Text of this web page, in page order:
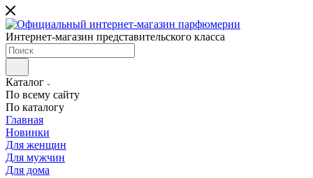
Интернет-магазин представительского класса
Каталог
По всему сайту
По каталогу
Главная
Новинки
Для женщин
Для мужчин
Для дома